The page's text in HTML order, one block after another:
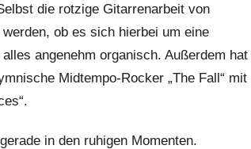
die rotzige Gitarrenarbeit von
ob es sich hierbei um eine
angenehm organisch. Außerdem hat
Midtempo-Rocker „The Fall“ mit
in den ruhigen Momenten.